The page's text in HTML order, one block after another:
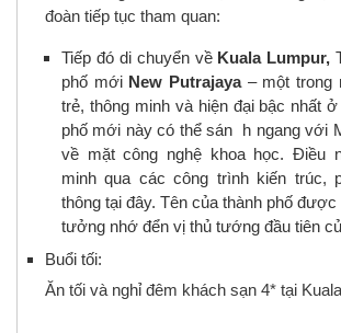
đoàn tiếp tục tham quan:
Tiếp đó di chuyển về Kuala Lumpur,
phố mới New Putrajaya – một trong
trẻ, thông minh và hiện đại bậc nhất
phố mới này có thể sán h ngang với
về mặt công nghệ khoa học. Điều
minh qua các công trình kiến trúc,
thông tại đây. Tên của thành phố
tưởng nhớ đển vị thủ tướng đầu tiên
Buổi tối:
Ăn tối và nghỉ đêm khách sạn 4* tại